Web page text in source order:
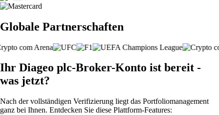
Globale Partnerschaften
Ihr Diageo plc-Broker-Konto ist bereit -
was jetzt?
Nach der vollständigen Verifizierung liegt das Portfoliomanagement
ganz bei Ihnen. Entdecken Sie diese Plattform-Features: